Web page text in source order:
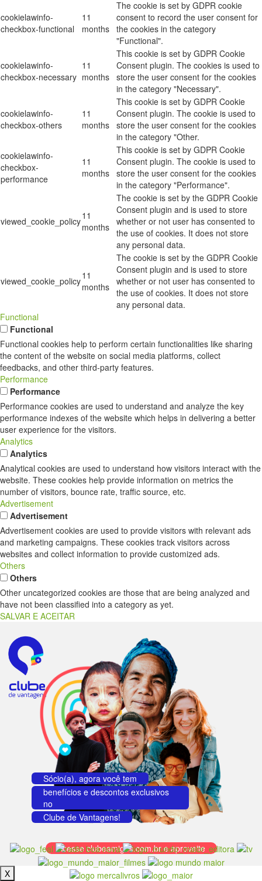
cookielawinfo-
checkbox-functional
11
months
The cookie is set by GDPR cookie
consent to record the user consent for
the cookies in the category
"Functional".
cookielawinfo-
checkbox-necessary
11
months
This cookie is set by GDPR Cookie
Consent plugin. The cookies is used to
store the user consent for the cookies
in the category "Necessary".
cookielawinfo-
checkbox-others
11
months
This cookie is set by GDPR Cookie
Consent plugin. The cookie is used to
store the user consent for the cookies
in the category "Other.
cookielawinfo-
checkbox-
performance
11
months
This cookie is set by GDPR Cookie
Consent plugin. The cookie is used to
store the user consent for the cookies
in the category "Performance".
viewed_cookie_policy11
months
The cookie is set by the GDPR Cookie
Consent plugin and is used to store
whether or not user has consented to
the use of cookies. It does not store
any personal data.
viewed_cookie_policy11
months
The cookie is set by the GDPR Cookie
Consent plugin and is used to store
whether or not user has consented to
the use of cookies. It does not store
any personal data.
Functional
Functional
Functional cookies help to perform certain functionalities like sharing
the content of the website on social media platforms, collect
feedbacks, and other third-party features.
Performance
Performance
Performance cookies are used to understand and analyze the key
performance indexes of the website which helps in delivering a better
user experience for the visitors.
Analytics
Analytics
Analytical cookies are used to understand how visitors interact with the
website. These cookies help provide information on metrics the
number of visitors, bounce rate, traffic source, etc.
Advertisement
Advertisement
Advertisement cookies are used to provide visitors with relevant ads
and marketing campaigns. These cookies track visitors across
websites and collect information to provide customized ads.
Others
Others
Other uncategorized cookies are those that are being analyzed and
have not been classified into a category as yet.
SALVAR E ACEITAR
Sócio(a), agora você tem
benefícios e descontos exclusivos
no
Clube de Vantagens!
Acesse clubeamigos.com.br e aproveite
X